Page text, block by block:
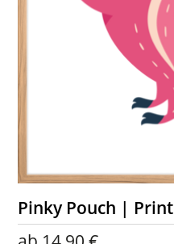
Pinky Pouch | Print